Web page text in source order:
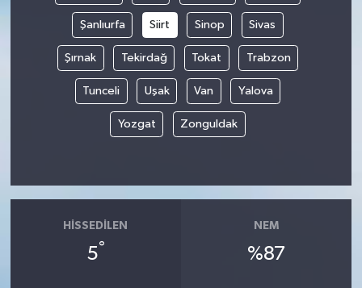
Şanlıurfa Siirt Sinop Sivas
Şırnak Tekirdağ Tokat Trabzon
Tunceli Uşak Van Yalova
Yozgat Zonguldak
HISSEDILEN
5°
NEM
%87